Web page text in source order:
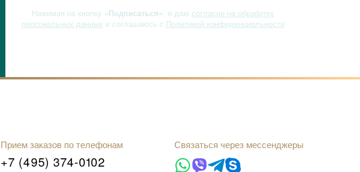
Нажимая на кнопку «Подписаться», я даю согласие на обработку
персональных данных и соглашаюсь с Политикой конфиденциальности
Прием заказов по телефонам
+7 (495) 374-0102
Связаться через мессенджеры